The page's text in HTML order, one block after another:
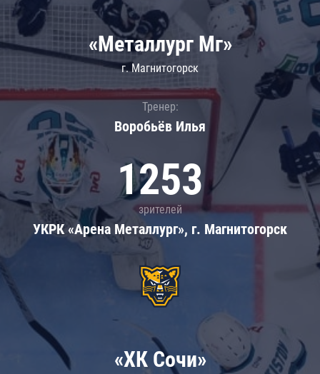
«Металлург Мг»
г. Магнитогорск
Тренер:
Воробьёв Илья
1253
зрителей
УКРК «Арена Металлург», г. Магнитогорск
«ХК Сочи»